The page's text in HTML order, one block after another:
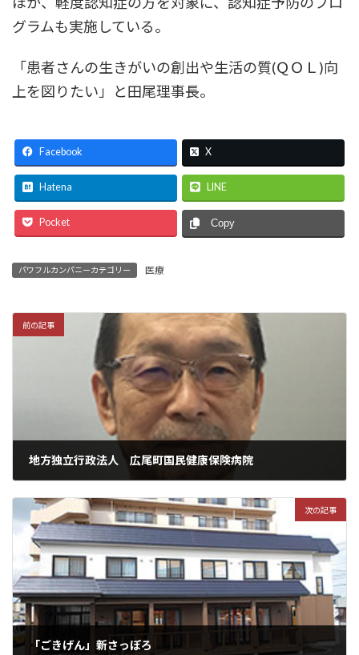
グラムも実施している。
「患者さんの生きがいの創出や生活の質(ＱＯＬ)向
上を図りたい」と田尾理事長。
Facebook X
Hatena LINE
Pocket Copy
パワフルカンパニーカテゴリー 医療
前の記事
地方独立行政法人 広尾町国民健康保険病院
次の記事
「ごきげん」新さっぽろ